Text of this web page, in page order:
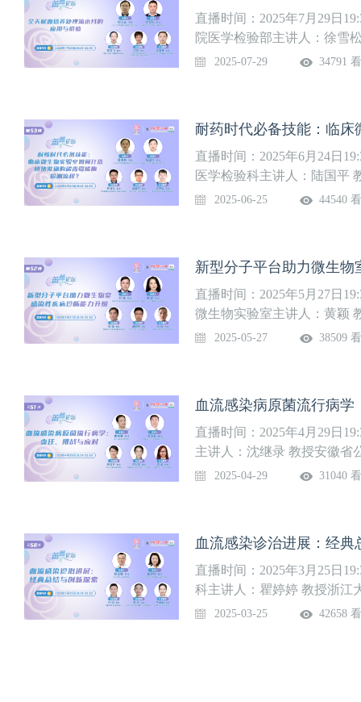
直播时间：2025年7月29日
院医学检验部主讲人：徐雪
飞 教授南昌大学第一附属医
2025-07-29 34791
直播时间：2025年6月24日
医学检验科主讲人：陆国平
礼 教授烟台毓璜顶医院检验
2025-06-25 44540
新型分子平台助力微生物
直播时间：2025年5月27日
微生物实验室主讲人：黄颖
教授安徽医科大学第二附属
2025-05-27 38509
血流感染病原菌流行病
直播时间：2025年4月29日
主讲人：沈继录 教授安徽省
学深圳医院检验科胥亚 教授
2025-04-29 31040
血流感染诊治进展：经
直播时间：2025年3月25日
科主讲人：瞿婷婷 教授浙江
徽省胸科医院检验中心喻玮
2025-03-25 42658